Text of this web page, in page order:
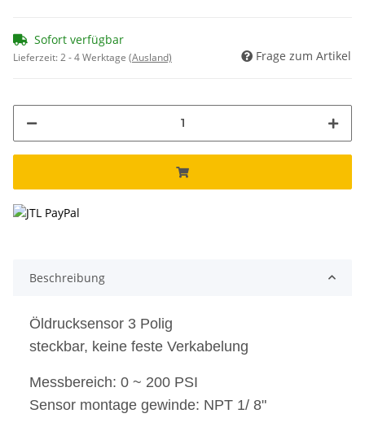
Sofort verfügbar
Lieferzeit:2 - 4 Werktage (Ausland) Frage zum Artikel
Beschreibung
Öldrucksensor 3 Polig
steckbar, keine feste Verkabelung
Messbereich: 0 ~ 200 PSI
Sensor montage gewinde: NPT 1/ 8"